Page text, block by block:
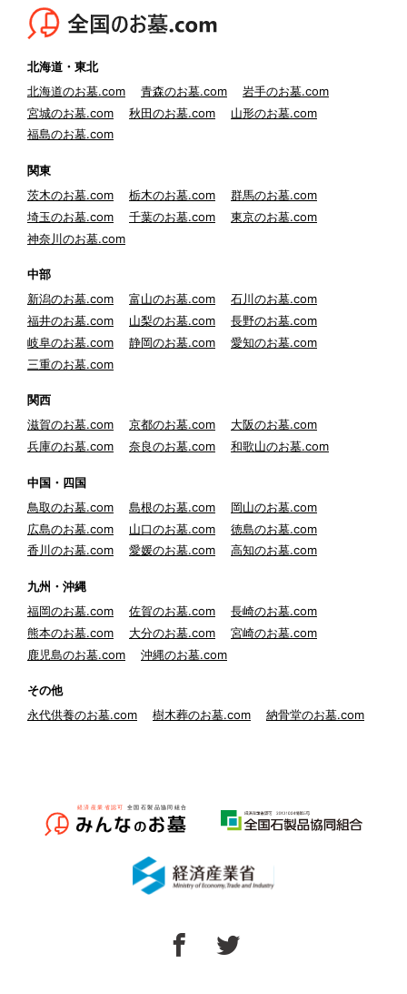
北海道・東北
北海道のお墓.com
青森のお墓.com
岩手のお墓.com
宮城のお墓.com
秋田のお墓.com
山形のお墓.com
福島のお墓.com
関東
茨木のお墓.com
栃木のお墓.com
群馬のお墓.com
埼玉のお墓.com
千葉のお墓.com
東京のお墓.com
神奈川のお墓.com
中部
新潟のお墓.com
富山のお墓.com
石川のお墓.com
福井のお墓.com
山梨のお墓.com
長野のお墓.com
岐阜のお墓.com
静岡のお墓.com
愛知のお墓.com
三重のお墓.com
関西
滋賀のお墓.com
京都のお墓.com
大阪のお墓.com
兵庫のお墓.com
奈良のお墓.com 和歌山のお墓.com
中国・四国
鳥取のお墓.com
島根のお墓.com
岡山のお墓.com
広島のお墓.com
山口のお墓.com
徳島のお墓.com
香川のお墓.com
愛媛のお墓.com 高知のお墓.com
九州・沖縄
福岡のお墓.com
佐賀のお墓.com
長崎のお墓.com
熊本のお墓.com
大分のお墓.com
宮崎のお墓.com
鹿児島のお墓.com
沖縄のお墓.com
その他
永代供養のお墓.com
樹木葬のお墓.com 納骨堂のお墓.com